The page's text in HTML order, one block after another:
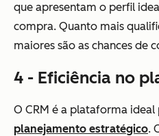
que apresentam o perfil
compra. Quanto mais
maiores são as chances de
4 - Eficiência no
O CRM é a plataforma
planejamento estratégico.